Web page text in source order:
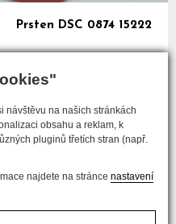
návštěvu na našich stránkách
obsahu a reklam, k
pluginů třetích stran (např.
najdete na stránce nastavení
Prsten DSC 0874 15222